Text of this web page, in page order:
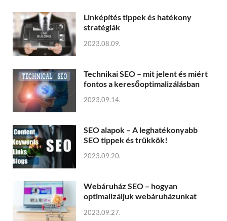
Linképítés tippek és hatékony
stratégiák
2023.08.09.
Technikai SEO – mit jelent és miért
fontos a keresőoptimalizálásban
2023.09.14.
SEO alapok – A leghatékonyabb
SEO tippek és trükkök!
2023.09.20.
Webáruház SEO – hogyan
optimalizáljuk webáruházunkat
2023.09.27.